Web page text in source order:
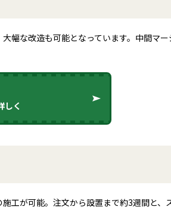
幅な改造も可能となっています。中間マ
しく
工が可能。注文から設置まで約3週間と、